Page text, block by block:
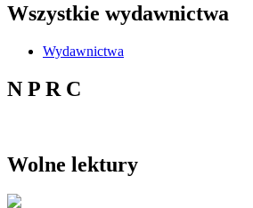
Wszystkie wydawnictwa
Wydawnictwa
N P R C
Wolne lektury